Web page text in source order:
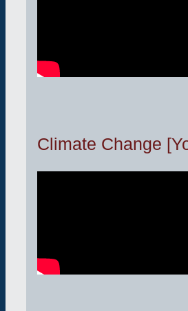
Climate Change